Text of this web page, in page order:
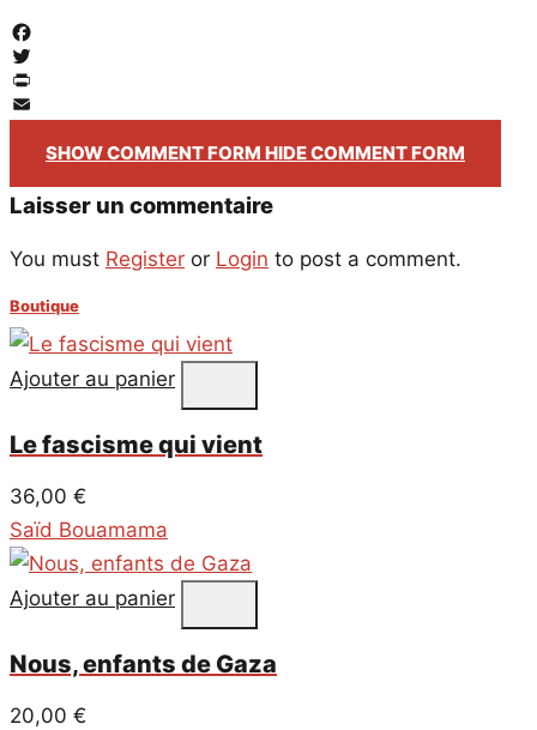
Facebook
Twitter
PrintFriendly
Email
SHOW COMMENT FORM HIDE COMMENT FORM
Laisser un commentaire
You must Register or Login to post a comment.
Boutique
Ajouter au panier
Le fascisme qui vient
36,00 €
Saïd Bouamama
Ajouter au panier
Nous, enfants de Gaza
20,00 €